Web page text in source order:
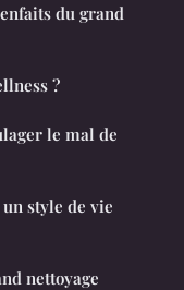
du grand
?
le mal de
style de vie
nettoyage